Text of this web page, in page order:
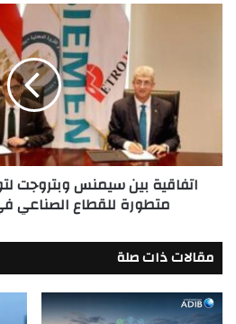
تكنولوجية
للقطاع
الصناعي
الأوسط
اتفاقية بين سيمنس وبتروجت
متطورة للقطاع الصناعي
مقالات ذات صلة